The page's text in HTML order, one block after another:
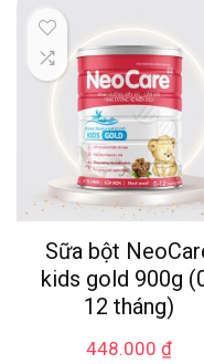
Sữa bột
kids gold 900g
12 tháng)
448.000 ₫